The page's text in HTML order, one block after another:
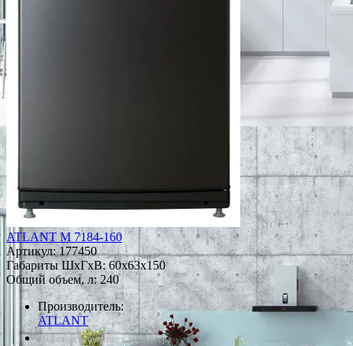
ATLANT М 7184-160
Артикул:177450
Габариты ШxГxВ: 60x63x150
Общий объем, л: 240
Производитель:
ATLANT
*Наличие уточняйте у менеджера